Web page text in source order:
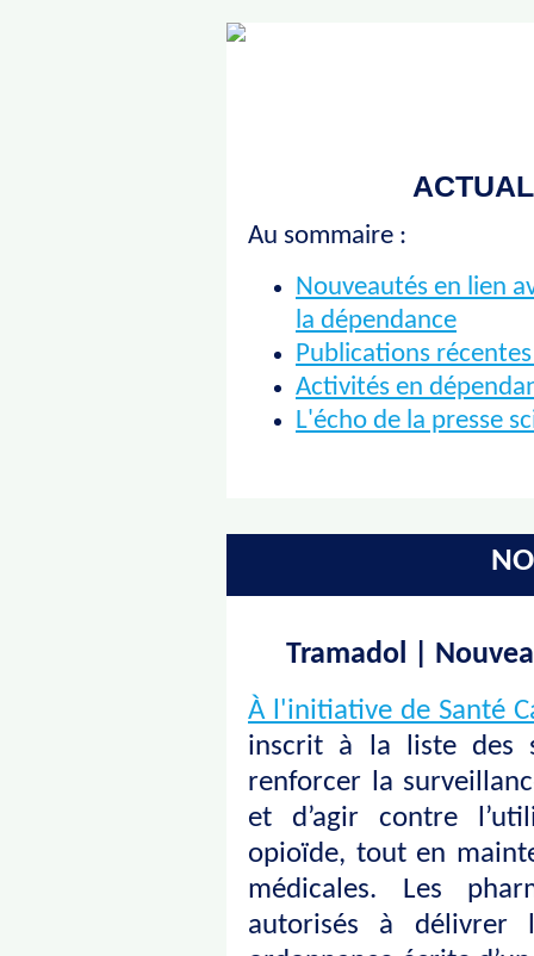
Au sommaire :
Nouveautés en lien
la dépendance
Publications
Activités en
L'écho de la presse
Tramadol |
À l'initiative de Santé
inscrit à la liste des
renforcer la
et d’agir contre
opioïde, tout en
médicales. Les
autorisés à délivrer